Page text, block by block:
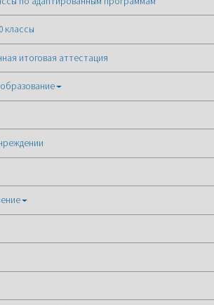
классы
итоговая аттестация